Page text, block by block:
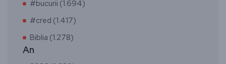
#bucurii (1.694)
#cred (1.417)
Biblia (1.278)
An